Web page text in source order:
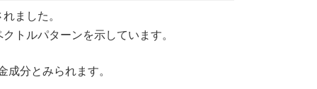
ました。
トルパターンを示しています。
分とみられます。